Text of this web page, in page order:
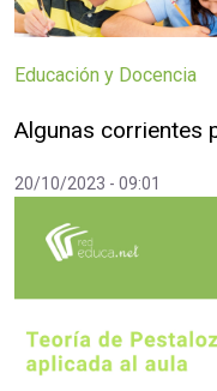
Educación y Docencia
Algunas corrientes
20/10/2023 - 09:01